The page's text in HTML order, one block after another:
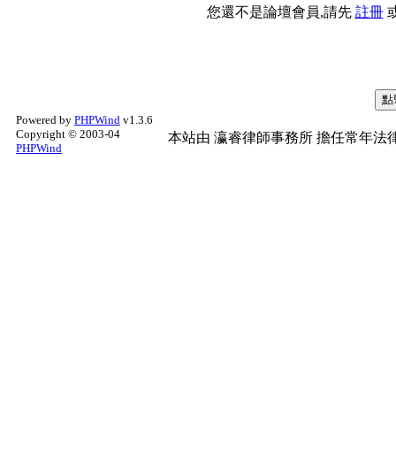
您還不是論壇會員,請先 註冊
Powered by PHPWind v1.3.6
Copyright © 2003-04
PHPWind
本站由 瀛睿律師事務所 擔任常年法